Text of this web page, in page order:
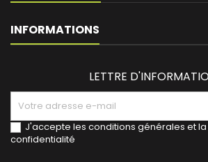
INFORMATIONS
LETTRE
J'accepte les conditions générales et
confidentialité